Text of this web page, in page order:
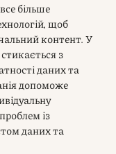
більше
щоб
контент. У
стикається з
даних та
допоможе
із
даних та